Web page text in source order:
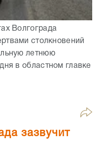
Волгограда
столкновений
летнюю
в областном главке
зазвучит